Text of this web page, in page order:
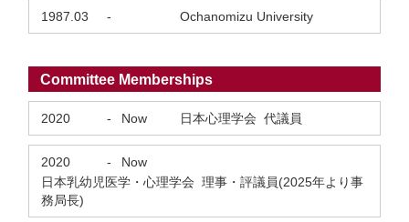
1987.03 - Ochanomizu University
Committee Memberships
2020 - Now 日本心理学会 代議員
2020 -
Now
日本乳幼児医学・心理学会 理事・評議員(2025年より事
務局長)